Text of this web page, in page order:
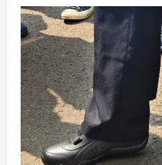
i
g
a
t
i
o